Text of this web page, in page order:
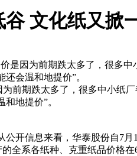
文化纸又掀
是因为前期跌太多了，很多
会温和地提价”。
期跌太多了，很多中小纸
地提价”。
信息来看，华泰股份自7月
全系各纸种、克重纸品价格